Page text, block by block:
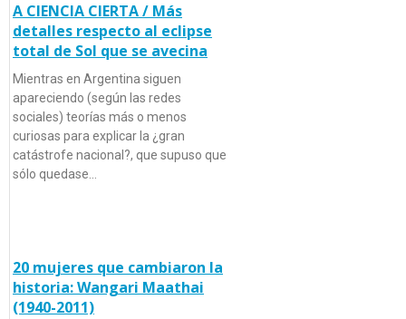
A CIENCIA CIERTA / Más
detalles respecto al eclipse
total de Sol que se avecina
Mientras en Argentina siguen
apareciendo (según las redes
sociales) teorías más o menos
curiosas para explicar la ¿gran
catástrofe nacional?, que supuso que
sólo quedase…
20 mujeres que cambiaron la
historia: Wangari Maathai
(1940-2011)